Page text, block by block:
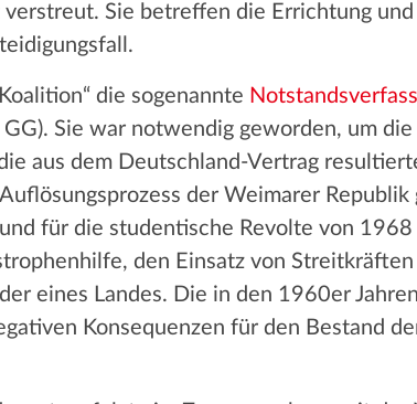
Sie betreffen die Errichtung
die sogenannte
Sie war notwendig geworden, um
aus dem Deutschland-Vertrag
der Weimarer
für die studentische Revolte von 1968
den Einsatz von
eines Landes. Die in den 1960er
Konsequenzen für den Bestand